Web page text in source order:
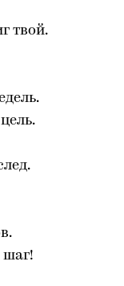
твой.
шаг!